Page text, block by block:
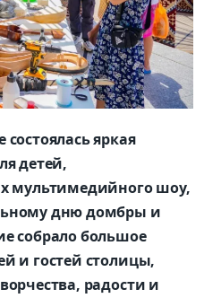
яркая
детей,
мультимедийного шоу,
дню домбры и
собрало большое
и гостей столицы,
радости и